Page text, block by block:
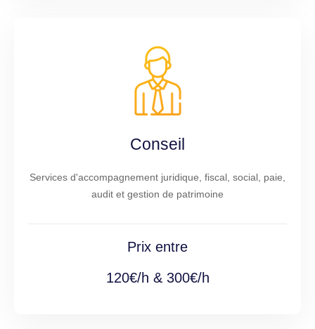
Conseil
Services d'accompagnement juridique, fiscal, social, paie,
audit et gestion de patrimoine
Prix entre
120€/h & 300€/h